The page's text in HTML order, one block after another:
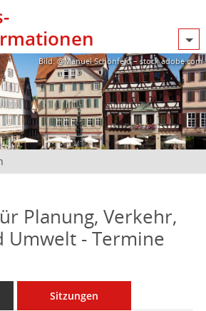
Bild: @Manuel Schönfeld – stock.adobe.com
Planung, Verkehr,
Umwelt - Termine
Sitzungen